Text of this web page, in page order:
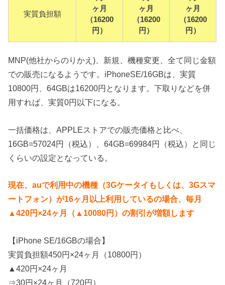
実質負担額
ヶ月
（16200
円）
ヶ月
（16200
円）
ヶ月
（16200
円）
MNP(他社からのりかえ)、新規、機種変更、全て同じ金額
での販売になるようです。iPhoneSE/16GBは、実質
10800円、64GBは16200円となります。下取りなどを併
用すれば、実質0円以下になる。
一括価格は、APPLEストアでの販売価格と比べ、
16GB=57024円（税込）、64GB=69984円（税込）と同じ
くらいの設定となっている。
現在、auで利用中の機種（3Gケータイもしくは、3Gスマ
ートフォン）が16ヶ月以上利用しているの場合、毎月
▲420円×24ヶ月（▲10080円）の割引が増額します
【iPhone SE/16GBの場合】
実質負担額450円×24ヶ月（10800円）
▲420円×24ヶ月
⇒30円×24ヶ月（720円）